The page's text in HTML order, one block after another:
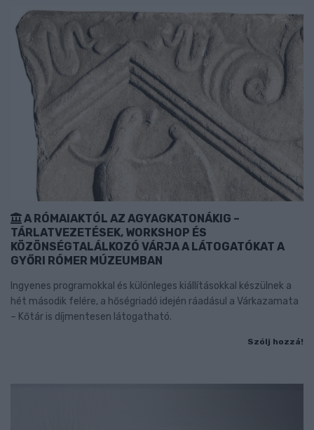
A RÓMAIAKTÓL AZ AGYAGKATONÁKIG –
TÁRLATVEZETÉSEK, WORKSHOP ÉS
KÖZÖNSÉGTALÁLKOZÓ VÁRJA A LÁTOGATÓKAT A
GYŐRI RÓMER MÚZEUMBAN
Ingyenes programokkal és különleges kiállításokkal készülnek a
hét második felére, a hőségriadó idején ráadásul a Várkazamata
– Kőtár is díjmentesen látogatható.
Szólj hozzá!